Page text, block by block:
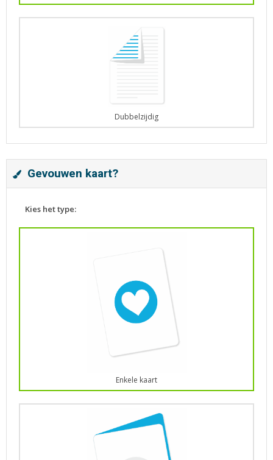
Dubbelzijdig
Gevouwen kaart?
Kies het type:
Enkele kaart